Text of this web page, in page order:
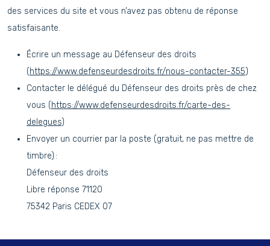
des services du site et vous n’avez pas obtenu de réponse
satisfaisante.
Écrire un message au Défenseur des droits
(https://www.defenseurdesdroits.fr/nous-contacter-355)
Contacter le délégué du Défenseur des droits près de chez
vous (https://www.defenseurdesdroits.fr/carte-des-
delegues)
Envoyer un courrier par la poste (gratuit, ne pas mettre de
timbre) :
Défenseur des droits
Libre réponse 71120
75342 Paris CEDEX 07